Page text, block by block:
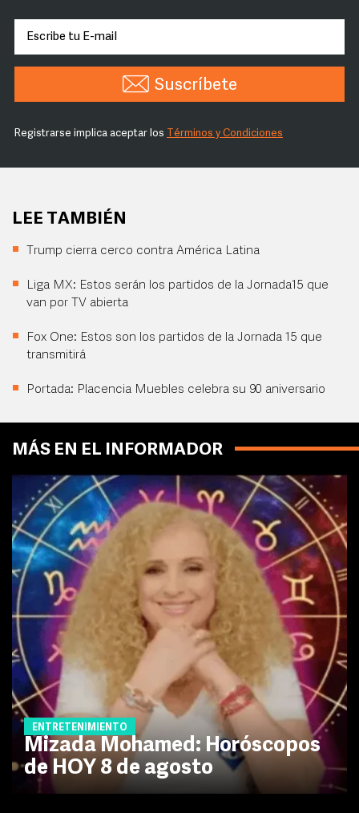
Suscríbete
Registrarse implica aceptar los Términos y Condiciones
LEE TAMBIÉN
Trump cierra cerco contra América Latina
Liga MX: Estos serán los partidos de la Jornada15 que
van por TV abierta
Fox One: Estos son los partidos de la Jornada 15 que
transmitirá
Portada: Placencia Muebles celebra su 90 aniversario
MÁS EN EL INFORMADOR
ENTRETENIMIENTO
Mizada Mohamed: Horóscopos
de HOY 8 de agosto